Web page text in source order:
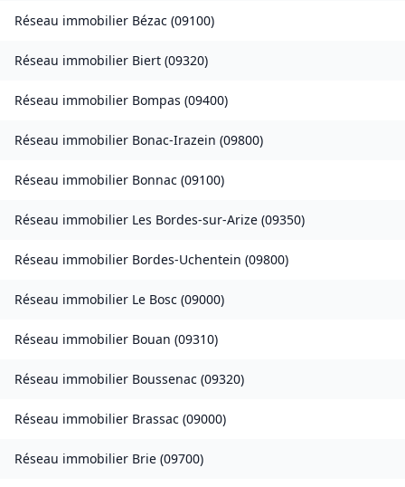
Réseau immobilier Bézac (09100)
Réseau immobilier Biert (09320)
Réseau immobilier Bompas (09400)
Réseau immobilier Bonac-Irazein (09800)
Réseau immobilier Bonnac (09100)
Réseau immobilier Les Bordes-sur-Arize (09350)
Réseau immobilier Bordes-Uchentein (09800)
Réseau immobilier Le Bosc (09000)
Réseau immobilier Bouan (09310)
Réseau immobilier Boussenac (09320)
Réseau immobilier Brassac (09000)
Réseau immobilier Brie (09700)